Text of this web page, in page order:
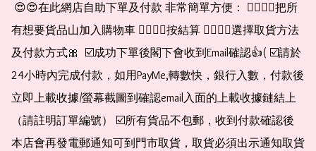
有想要貨品山加入購物車 👉🏻👉🏻按結算 👉🏻👉🏻選擇取貨方法
及付款方式🎀  ☑️成功下單後閣下會收到Email確認👍( ☑️請於
24小時內完成付款，如用PayMe,轉數快，銀行入數，付款後
立即上載收據/螢幕截圖到確認email入面的上載收據鏈結上
（請註明訂單編號） ☑️所有貨品不包郵，收到付款確認後
本店會再發電郵通知可到門市取貨，取貨必須出示通知取貨